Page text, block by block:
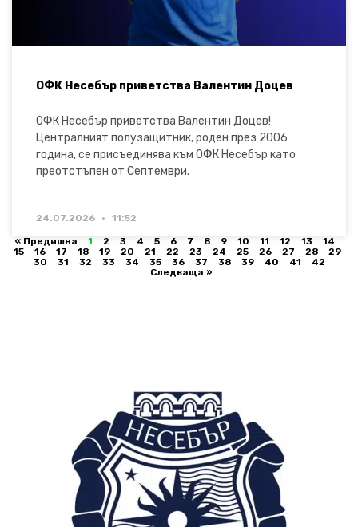
ОФК Несебър приветства Валентин Доцев
ОФК Несебър приветства Валентин Доцев!
Централният полузащитник, роден през 2006
година, се присъединява към ОФК Несебър като
преотстъпен от Септември.
24.07.2026 11:52
« Предишна 1 2 3 4 5 6 7 8 9 10 11 12 13
14
15
16 17 18 19 20 21 22 23 24 25 26 27 28
29
30
31 32 33 34 35 36 37 38 39 40 41
42
Следваща »